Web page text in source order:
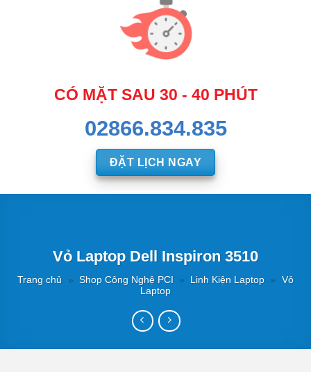
CÓ MẶT SAU 30 - 40 PHÚT
02866.834.835
ĐẶT LỊCH NGAY
Vỏ Laptop Dell Inspiron 3510
Trang chủ » Shop Công Nghệ PCI » Linh Kiện Laptop »
Vỏ
Laptop